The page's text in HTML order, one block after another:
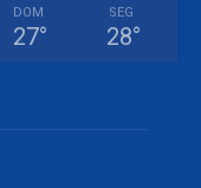
DOM
27°
SEG
28°